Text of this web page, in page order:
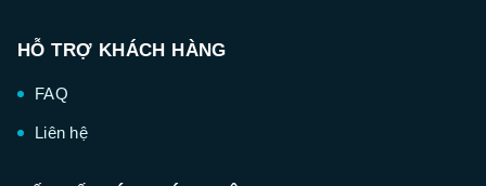
HỖ TRỢ KHÁCH HÀNG
FAQ
Liên hệ